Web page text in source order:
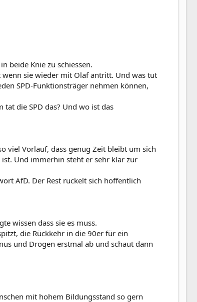
beide Knie zu schiessen.
wenn sie wieder mit Olaf antritt. Und was tut
SPD-Funktionsträger nehmen können,
tat die SPD das? Und wo ist das
viel Vorlauf, dass genug Zeit bleibt um sich
Und immerhin steht er sehr klar zur
AfD. Der Rest ruckelt sich hoffentlich
wissen dass sie es muss.
die Rückkehr in die 90er für ein
und Drogen erstmal ab und schaut dann
mit hohem Bildungsstand so gern